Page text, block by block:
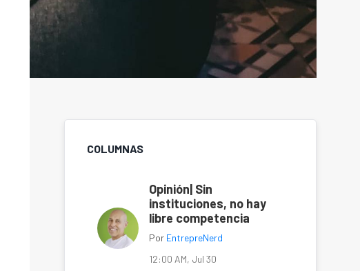
COLUMNAS
Opinión| Sin
instituciones, no hay
libre competencia
Por EntrepreNerd
12:00 AM, Jul 30